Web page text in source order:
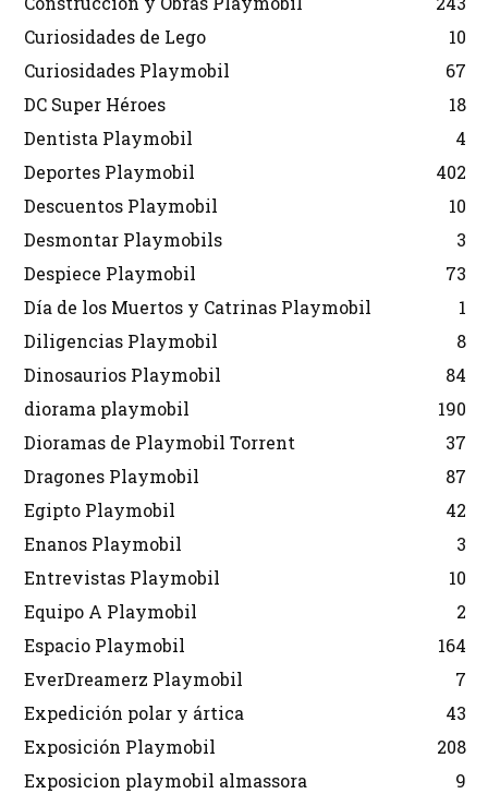
Curiosidades de Lego
10
Curiosidades Playmobil
67
DC Super Héroes
18
Dentista Playmobil
4
Deportes Playmobil
402
Descuentos Playmobil
10
Desmontar Playmobils
3
Despiece Playmobil
73
Día de los Muertos y Catrinas Playmobil
1
Diligencias Playmobil
8
Dinosaurios Playmobil
84
diorama playmobil
190
Dioramas de Playmobil Torrent
37
Dragones Playmobil
87
Egipto Playmobil
42
Enanos Playmobil
3
Entrevistas Playmobil
10
Equipo A Playmobil
2
Espacio Playmobil
164
EverDreamerz Playmobil
7
Expedición polar y ártica
43
Exposición Playmobil
208
Exposicion playmobil almassora
9